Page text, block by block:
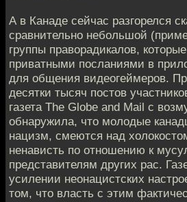
А в Канаде сейчас разгорелся
сравнительно небольшой
группы праворадикалов,
приватными посланиями в
для общения видеогеймеров.
десятки тысяч постов
газета The Globe and Mail с
обнаружила, что молодые
нацизм, смеются над
ненависть по отношению к
представителям других рас.
усилении неонацистских
том, что власть с этим